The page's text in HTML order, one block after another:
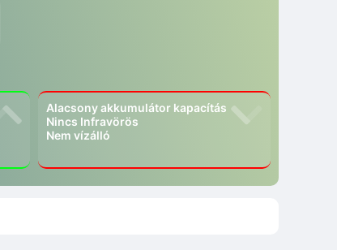
Alacsony akkumulátor kapacítás
Nincs Infravörös
Nem vízálló